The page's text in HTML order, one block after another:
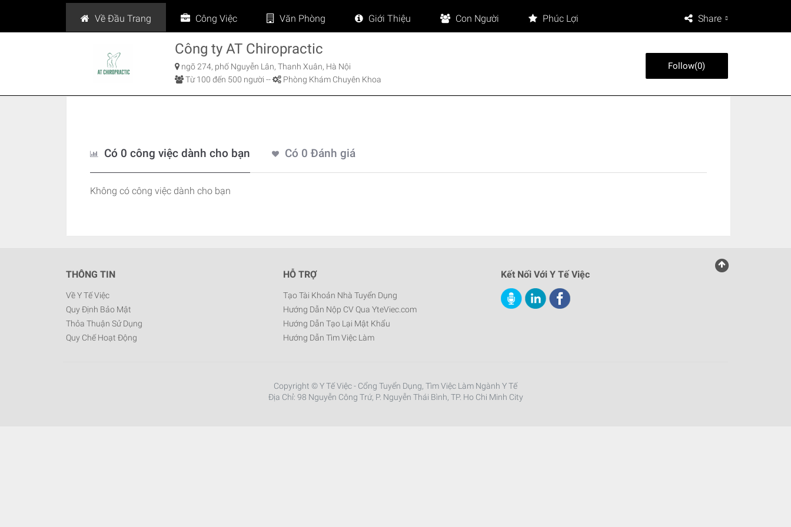
Về Đầu Trang Công Việc Văn Phòng Giới Thiệu Con Người Phúc Lợi Share
Công ty AT Chiropractic
ngõ 274, phố Nguyễn Lân, Thanh Xuân, Hà Nội
Từ 100 đến 500 người -- Phòng Khám Chuyên Khoa
Follow(0)
Có 0 công việc dành cho bạn Có 0 Đánh giá
Không có công việc dành cho bạn
THÔNG TIN
Về Y Tế Việc
Quy Định Bảo Mật
Thỏa Thuận Sử Dụng
Quy Chế Hoạt Động
HỖ TRỢ
Tạo Tài Khoản Nhà Tuyển Dụng
Hướng Dẫn Nộp CV Qua YteViec.com
Hướng Dẫn Tạo Lại Mật Khẩu
Hướng Dẫn Tìm Việc Làm
Kết Nối Với Y Tế Việc
Copyright © Y Tế Việc - Cổng Tuyển Dụng, Tìm Việc Làm Ngành Y Tế
Địa Chỉ: 98 Nguyễn Công Trứ, P. Nguyễn Thái Bình, TP. Ho Chi Minh City